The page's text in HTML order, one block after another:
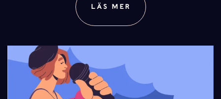
LÄS MER